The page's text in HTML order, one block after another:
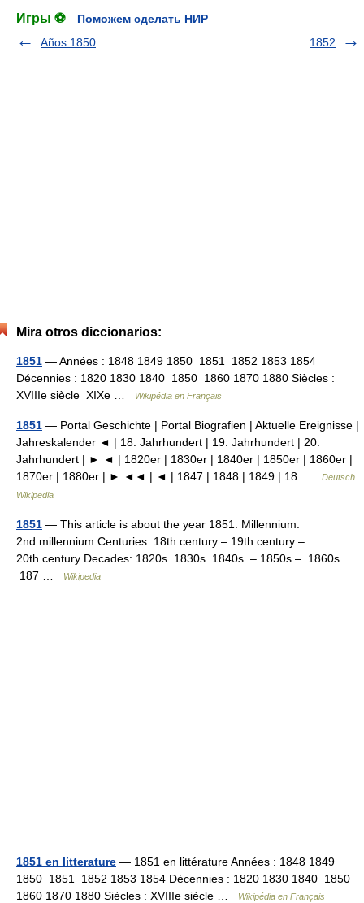
Игры ⚽
Поможем сделать НИР
Años 1850
1852
Mira otros diccionarios:
1851 — Années : 1848 1849 1850 1851 1852 1853 1854
Décennies : 1820 1830 1840 1850 1860 1870 1880 Siècles :
XVIIIe siècle XIXe …
Wikipédia en Français
1851 — Portal Geschichte | Portal Biografien | Aktuelle Ereignisse |
Jahreskalender ◄ | 18. Jahrhundert | 19. Jahrhundert | 20.
Jahrhundert | ► ◄ | 1820er | 1830er | 1840er | 1850er | 1860er |
1870er | 1880er | ► ◄◄ | ◄ | 1847 | 1848 | 1849 | 18 …
Deutsch
Wikipedia
1851 — This article is about the year 1851. Millennium:
2nd millennium Centuries: 18th century – 19th century –
20th century Decades: 1820s 1830s 1840s – 1850s – 1860s
187 …
Wikipedia
1851 en litterature — 1851 en littérature Années : 1848 1849
1850 1851 1852 1853 1854 Décennies : 1820 1830 1840 1850
1860 1870 1880 Siècles : XVIIIe siècle …
Wikipédia en Français